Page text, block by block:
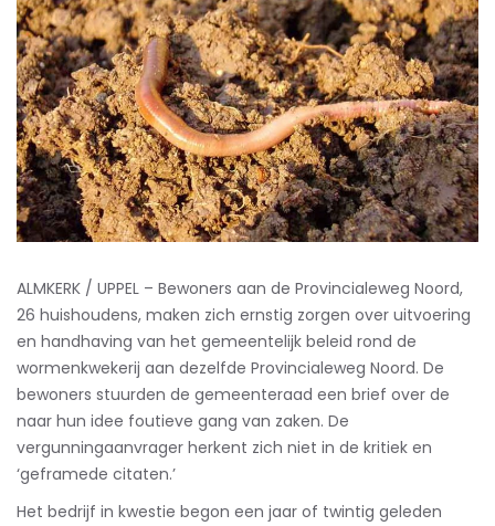
ALMKERK / UPPEL – Bewoners aan de Provincialeweg Noord,
26 huishoudens, maken zich ernstig zorgen over uitvoering
en handhaving van het gemeentelijk beleid rond de
wormenkwekerij aan dezelfde Provincialeweg Noord. De
bewoners stuurden de gemeenteraad een brief over de
naar hun idee foutieve gang van zaken. De
vergunningaanvrager herkent zich niet in de kritiek en
‘geframede citaten.’
Het bedrijf in kwestie begon een jaar of twintig geleden